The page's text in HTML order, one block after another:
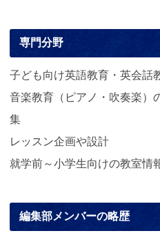
専門分野
子ども向け英語教育・英会話
音楽教育（ピアノ・吹奏楽）
集
レッスン企画や設計
就学前～小学生向けの教室情
編集部メンバーの略歴